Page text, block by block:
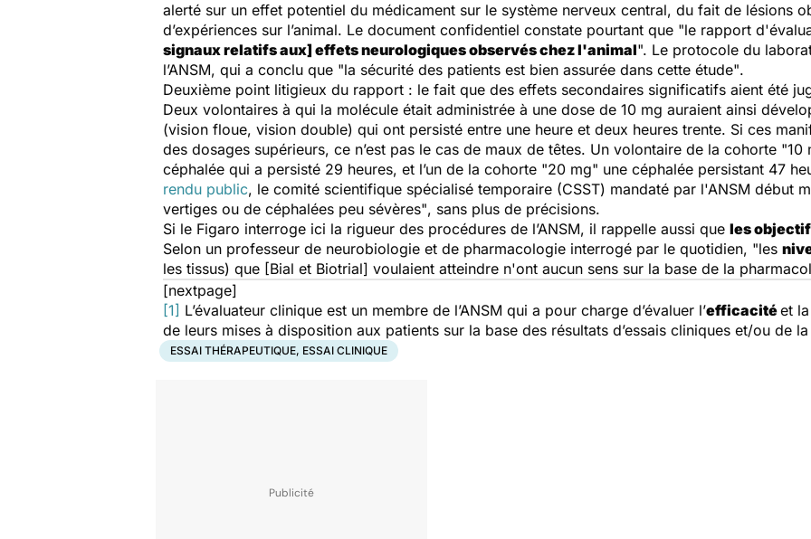
alerté sur un effet potentiel du médicament sur le système nerveux central, du fait de lésions
d’expériences sur l’animal. Le document confidentiel constate pourtant que "le rapport
signaux relatifs aux] effets neurologiques observés chez l'animal". Le protocole du
l’ANSM, qui a conclu que "la sécurité des patients est bien assurée dans cette étude".
Deuxième point litigieux du rapport : le fait que des effets secondaires significatifs aient été
Deux volontaires à qui la molécule était administrée à une dose de 10 mg auraient ainsi
(vision floue, vision double) qui ont persisté entre une heure et deux heures trente. Si ces
des dosages supérieurs, ce n’est pas le cas de maux de têtes. Un volontaire de la cohorte
céphalée qui a persisté 29 heures, et l’un de la cohorte "20 mg" une céphalée persistant 47
rendu public, le comité scientifique spécialisé temporaire (CSST) mandaté par l'ANSM début
vertiges ou de céphalées peu sévères", sans plus de précisions.
Si le Figaro interroge ici la rigueur des procédures de l’ANSM, il rappelle aussi que les
Selon un professeur de neurobiologie et de pharmacologie interrogé par le quotidien, "les
les tissus) que [Bial et Biotrial] voulaient atteindre n'ont aucun sens sur la base de la
[nextpage]
[1] L’évaluateur clinique est un membre de l’ANSM qui a pour charge d’évaluer l’efficacitéet la
de leurs mises à disposition aux patients sur la base des résultats d’essais cliniques et/ou de
ESSAI THÉRAPEUTIQUE, ESSAI CLINIQUE